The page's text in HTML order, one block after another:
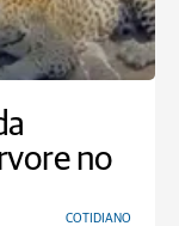
no
COTIDIANO